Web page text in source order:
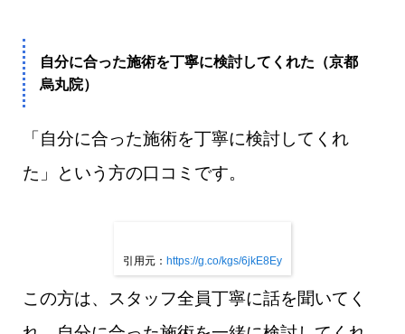
自分に合った施術を丁寧に検討してくれた（京都
烏丸院）
「自分に合った施術を丁寧に検討してくれ
た」という方の口コミです。
引用元： https://g.co/kgs/6jkE8Ey
この方は、スタッフ全員丁寧に話を聞いてく